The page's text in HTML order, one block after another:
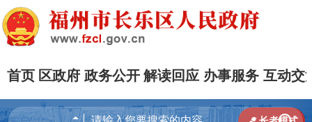
首页 区政府 政务公开 解读回应 办事服务 互动交